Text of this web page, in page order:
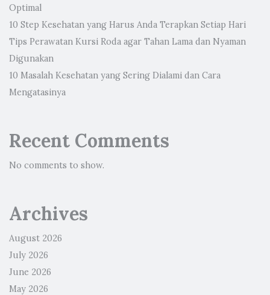
Optimal
10 Step Kesehatan yang Harus Anda Terapkan Setiap Hari
Tips Perawatan Kursi Roda agar Tahan Lama dan Nyaman
Digunakan
10 Masalah Kesehatan yang Sering Dialami dan Cara
Mengatasinya
Recent Comments
No comments to show.
Archives
August 2026
July 2026
June 2026
May 2026